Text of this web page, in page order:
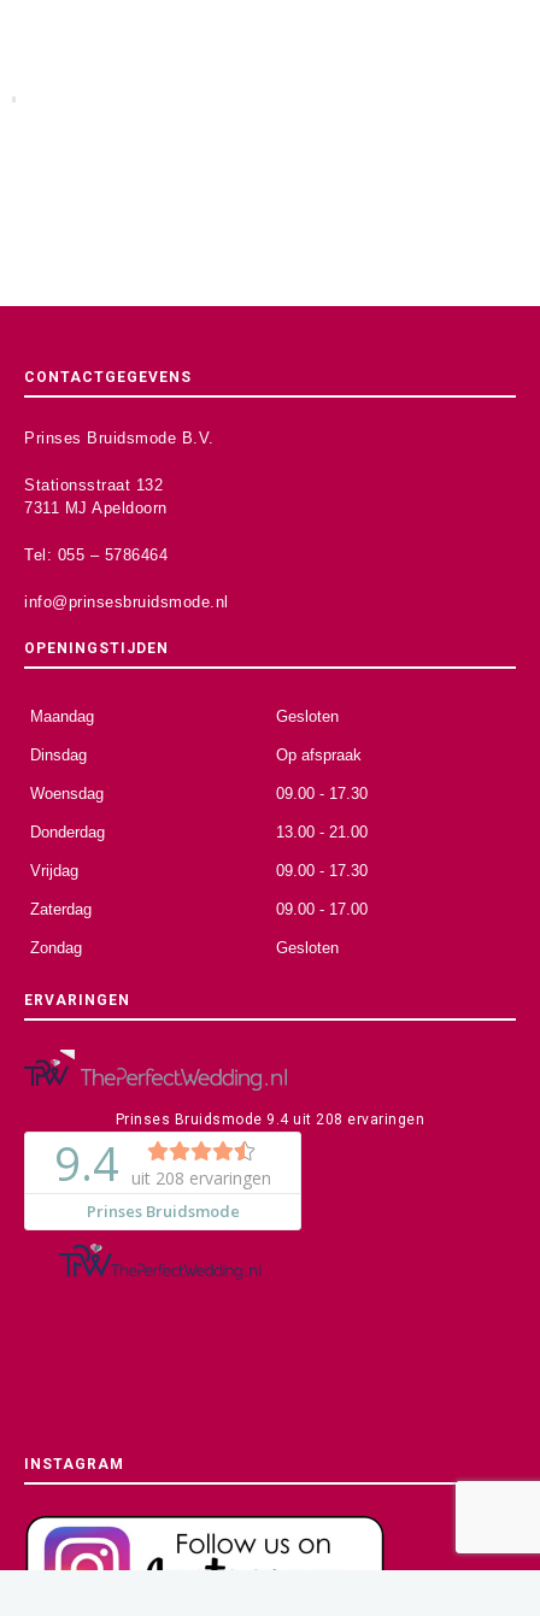
CONTACTGEGEVENS
Prinses Bruidsmode B.V.
Stationsstraat 132
7311 MJ Apeldoorn
Tel: 055 – 5786464
info@prinsesbruidsmode.nl
OPENINGSTIJDEN
Maandag Gesloten
Dinsdag Op afspraak
Woensdag 09.00 - 17.30
Donderdag 13.00 - 21.00
Vrijdag 09.00 - 17.30
Zaterdag 09.00 - 17.00
Zondag Gesloten
ERVARINGEN
Prinses Bruidsmode 9.4uit208 ervaringen
INSTAGRAM